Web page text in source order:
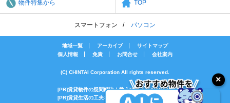
物件特集から TOP
スマートフォン パソコン
地域一覧 アーカイブ
サイトマップ
個人情報
免責 お問合せ 会社案内
(C) CHINTAI Corporation All rights reserved.
[PR]賃貸物件の疑問解決！教えてエイブルAGENT
[PR]賃貸生活の工夫を紹介！CHINTAI情報局